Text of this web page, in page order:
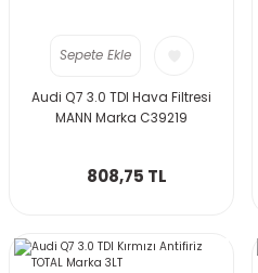
Sepete Ekle
Audi Q7 3.0 TDI Hava Filtresi
MANN Marka C39219
808,75 TL